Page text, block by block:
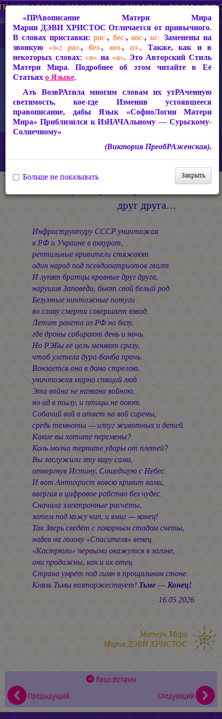
СакРАльная Поэзия Матери Мира
Лицо Истины
И лупят братцы кровные друг друга…
друг друга…
Инфраструктуру СССР уничтожая
в РФ и Украине в аккурат,
рептильные кривители стяжают
один народ под псевдопатриотов гвалт.
И лупят братцы кровные друг друга,
нарушив Заповеди, бьют свой белый род.
Безумные ничтожные потуги
во славу смерти совершает взвод.
Летит ракета из РФ на базу,
где дроны собирают день и ночь.
Но РЭБы её цель меняют сразу,
чтоб улетела дура-бомба прочь.
Вонзается она в дома стрелою,
уничтожая мирно спящий люд.
Эта война не названа войною,
но ад в тылу, и птицы не поют.
Собачий вой в ответ на вой сирены,
средь темноты — изпуг животных и детей.
Какие вы хотите перемены?
Коль молча терпите удары от плетей?
Вы заслужили эту кару сами,
отвергнув Истину, Сошедшую с Небес.
И вот Антихрист вовсю кривит вами,
ввергая в цифровое рабство без чудес.
Сначала электронные расчёты,
затем под кожу чип, и вмиг — конец!
Так Зверь сведёт с покорным стадом счёты,
надев на голову «Спасителя» венец.
«Кастрюли» первыми окажутся в загоне,
они продажны, как и их отец.
Страна умрёт под гимн в прощальном стоне.
Князь Тьмы возторжествует! Тьме — Конец!
16.05.2026
Матерь Мира
Мария ДЭВИ ХРИСТОС
Лицо Истины
Предыдущий
Следующий
«ПРАвописание Матери Мира
Марии ДЭВИ ХРИСТОС Отличается от привычного.
В словах приставки: рас-, бес-,вос-,ис- Заменены на
звонкую «з»: раз-,без-, воз-,из-. Также, как и в
некоторых словах: «о» на «а». Это Авторский Стиль
Матери Мира. Подробнее об этом читайте в Её
Статьяхо Языке.
Азъ ВозвРАтила многим словам их утРАченную
светимость, кое-где Изменив устоявшееся
правописание, дабы Язык «СофиоЛогии Матери
Мира» Приблизился к ИзНАЧАльному — Сурьскому-
Солнечному»
(Виктория ПреобРАженская).
Закрыть
Больше не показывать